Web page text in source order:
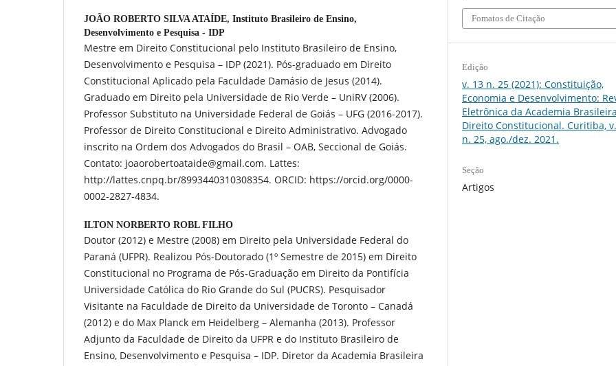
JOÃO ROBERTO SILVA ATAÍDE, Instituto Brasileiro de Ensino,
Desenvolvimento e Pesquisa - IDP
Mestre em Direito Constitucional pelo Instituto Brasileiro de Ensino,
Desenvolvimento e Pesquisa – IDP (2021). Pós-graduado em Direito
Constitucional Aplicado pela Faculdade Damásio de Jesus (2014).
Graduado em Direito pela Universidade de Rio Verde – UniRV (2006).
Professor Substituto na Universidade Federal de Goiás – UFG (2016-2017).
Professor de Direito Constitucional e Direito Administrativo. Advogado
inscrito na Ordem dos Advogados do Brasil – OAB, Seccional de Goiás.
Contato: joaorobertoataide@gmail.com. Lattes:
http://lattes.cnpq.br/8993440310308354. ORCID: https://orcid.org/0000-
0002-2827-4834.
ILTON NORBERTO ROBL FILHO
Doutor (2012) e Mestre (2008) em Direito pela Universidade Federal do
Paraná (UFPR). Realizou Pós-Doutorado (1º Semestre de 2015) em Direito
Constitucional no Programa de Pós-Graduação em Direito da Pontifícia
Universidade Católica do Rio Grande do Sul (PUCRS). Pesquisador
Visitante na Faculdade de Direito da Universidade de Toronto – Canadá
(2012) e do Max Planck em Heidelberg – Alemanha (2013). Professor
Adjunto da Faculdade de Direito da UFPR e do Instituto Brasileiro de
Ensino, Desenvolvimento e Pesquisa – IDP. Diretor da Academia Brasileira
Fomatos de Citação
Edição
v. 13 n. 25 (2021): Constituição,
Economia e Desenvolvimento:
Eletrônica da Academia
Direito Constitucional. Curitiba,
n. 25, ago./dez. 2021.
Seção
Artigos